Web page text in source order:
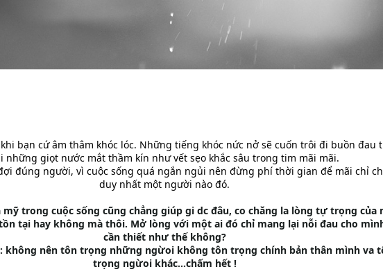
bạn cứ âm thâm khóc lóc. Những tiếng khóc nức nở sẽ cuốn trôi đi buồn đau
những giọt nước mắt thầm kín như vết sẹo khắc sâu trong tim mãi mãi.
đúng người, vì cuộc sống quá ngắn ngủi nên đừng phí thời gian để mãi chỉ
duy nhất một người nào đó.
trong cuộc sống cũng chẳng giúp gi dc đâu, co chăng la lòng tự trọng của
tại hay không mà thôi. Mở lòng với một ai đó chỉ mang lại nỗi đau cho
cần thiết như thế không?
không nên tôn trọng những ngừoi không tôn trọng chính bản thân mình va
trọng ngừoi khác...chấm hết !